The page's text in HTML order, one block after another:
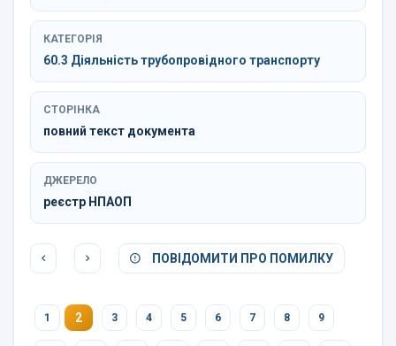
КАТЕГОРІЯ
60.3 Діяльність трубопровідного транспорту
СТОРІНКА
повний текст документа
ДЖЕРЕЛО
реєстр НПАОП
ПОВІДОМИТИ ПРО ПОМИЛКУ
1 2 3 4 5 6 7 8 9